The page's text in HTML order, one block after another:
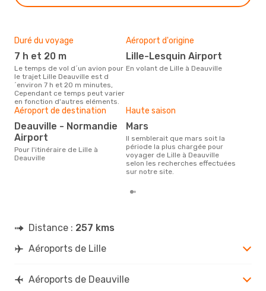
Duré du voyage
7 h et 20 m
Le temps de vol d´un avion pour
le trajet Lille Deauville est d
´environ 7 h et 20 m minutes,
Cependant ce temps peut varier
en fonction d'autres eléments.
Aéroport d'origine
Lille-Lesquin Airport
En volant de Lille à Deauville
Aéroport de destination
Deauville - Normandie
Airport
Pour l'itinéraire de Lille à
Deauville
Haute saison
mars
Il semblerait que mars soit la
période la plus chargée pour
voyager de Lille à Deauville
selon les recherches effectuées
sur notre site.
Distance : 257 kms
Aéroports de Lille
Aéroports de Deauville